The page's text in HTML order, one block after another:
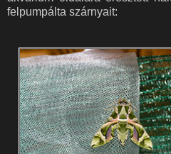
felpumpálta szárnyait: